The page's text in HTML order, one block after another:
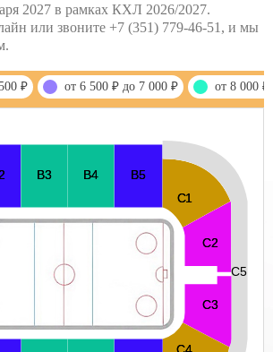
2027 в рамках КХЛ 2026/2027.
или звоните +7 (351) 779-46-51, и мы
₽ от 6 500 ₽ до 7 000 ₽ от 8 000